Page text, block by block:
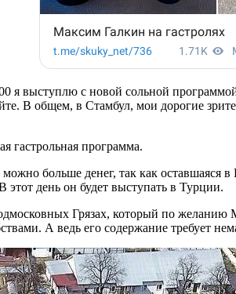
я выступлю с новой сольной
В общем, в Стамбул, мои дорогие
гастрольная программа.
можно больше денег, так как
день он будет выступать в Турции.
Грязах, который по
А ведь его содержание требует